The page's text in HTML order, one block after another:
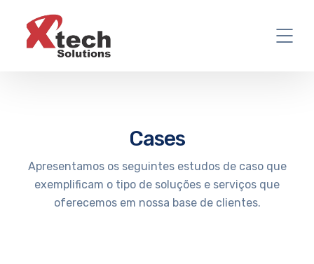
Cases
Apresentamos os seguintes estudos de caso que
exemplificam o tipo de soluções e serviços que
oferecemos em nossa base de clientes.